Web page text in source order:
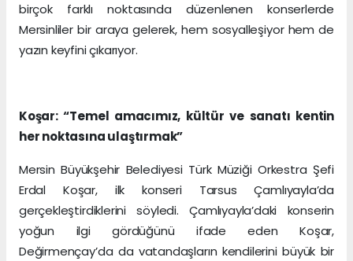
birçok farklı noktasında düzenlenen konserlerde
Mersinliler bir araya gelerek, hem sosyalleşiyor hem de
yazın keyfini çıkarıyor.
Koşar: “Temel amacımız, kültür ve sanatı kentin
her noktasına ulaştırmak”
Mersin Büyükşehir Belediyesi Türk Müziği Orkestra Şefi
Erdal Koşar, ilk konseri Tarsus Çamlıyayla’da
gerçekleştirdiklerini söyledi. Çamlıyayla’daki konserin
yoğun ilgi gördüğünü ifade eden Koşar,
Değirmençay’da da vatandaşların kendilerini büyük bir